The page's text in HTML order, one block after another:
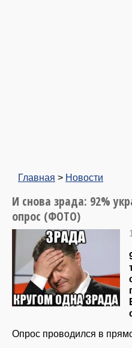
Главная > Новости
И снова зрада: 92%
опрос (ФОТО)
Опрос проводился в